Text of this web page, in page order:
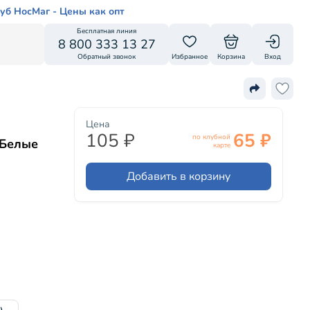
НосМаг - Цены как опт
Бесплатная линия
8 800 333 13 27
Обратный звонок Избранное Корзина Вход
Цена
105 ₽
по клубной
карте 65 ₽
Добавить в корзину